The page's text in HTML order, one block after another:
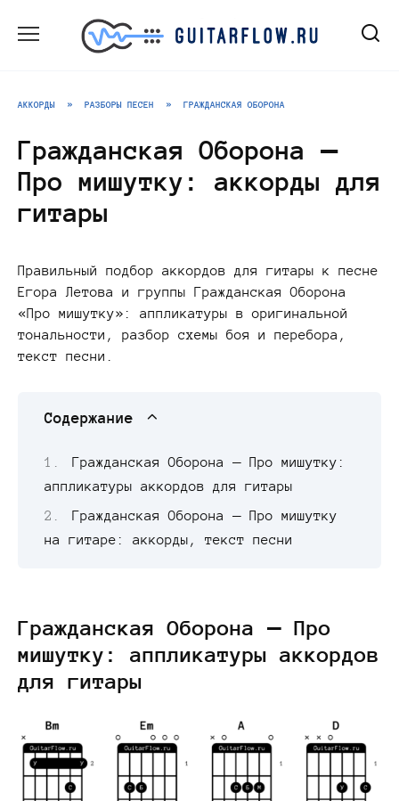
АККОРДЫ » РАЗБОРЫ ПЕСЕН » ГРАЖДАНСКАЯ ОБОРОНА
Гражданская Оборона —
Про мишутку: аккорды для
гитары
Правильный подбор аккордов для гитары к песне
Егора Летова и группы Гражданская Оборона
«Про мишутку»: аппликатуры в оригинальной
тональности, разбор схемы боя и перебора,
текст песни.
Содержание
Гражданская Оборона — Про мишутку:
аппликатуры аккордов для гитары
Гражданская Оборона — Про мишутку
на гитаре: аккорды, текст песни
Гражданская Оборона — Про
мишутку: аппликатуры аккордов
для гитары